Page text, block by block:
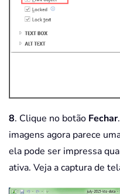
8. Clique no botão Fechar
imagens agora parece
ela pode ser impressa
ativa. Veja a captura de